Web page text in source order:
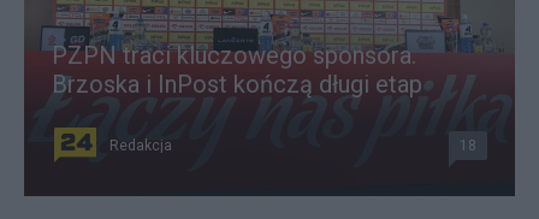
PZPN traci kluczowego sponsora.
Brzoska i InPost kończą długi etap
Redakcja 18